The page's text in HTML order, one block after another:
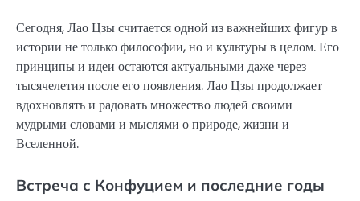
Сегодня, Лао Цзы считается одной из важнейших фигур в
истории не только философии, но и культуры в целом. Его
принципы и идеи остаются актуальными даже через
тысячелетия после его появления. Лао Цзы продолжает
вдохновлять и радовать множество людей своими
мудрыми словами и мыслями о природе, жизни и
Вселенной.
Встреча с Конфуцием и последние годы